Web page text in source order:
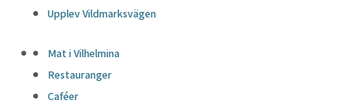
Upplev Vildmarksvägen
Mat i Vilhelmina
Restauranger
Caféer